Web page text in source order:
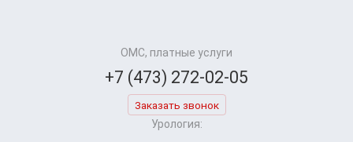
ОМС, платные услуги
+7 (473) 272-02-05
Заказать звонок
Урология: